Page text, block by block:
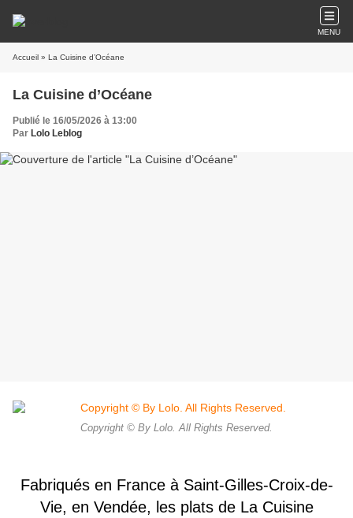
MENU
Accueil » La Cuisine d’Océane
La Cuisine d’Océane
Publié le 16/05/2026 à 13:00
Par Lolo Leblog
Copyright © By Lolo. All Rights Reserved.
Fabriqués en France à Saint-Gilles-Croix-de-
Vie, en Vendée, les plats de La Cuisine